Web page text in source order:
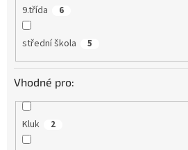
9.třída 6
střední škola 5
Vhodné pro:
Kluk 2